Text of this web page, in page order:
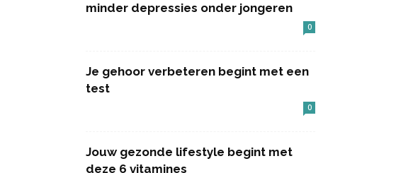
minder depressies onder jongeren
0
Je gehoor verbeteren begint met een
test
0
Jouw gezonde lifestyle begint met
deze 6 vitamines